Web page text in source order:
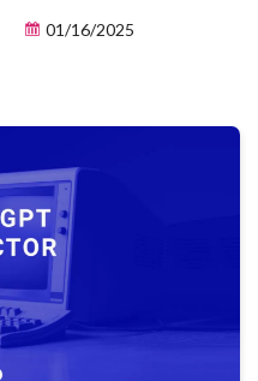
01/16/2025